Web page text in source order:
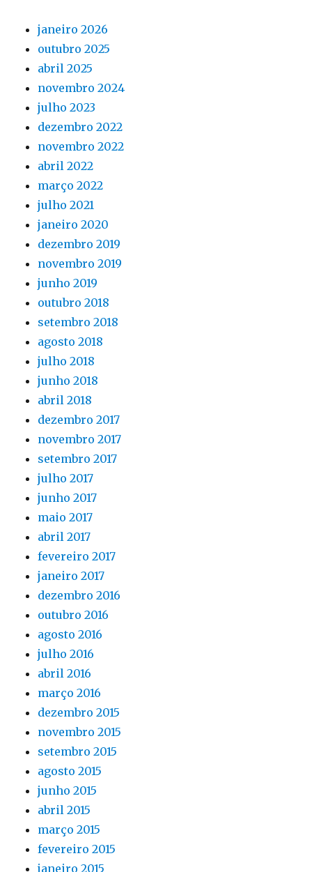
janeiro 2026
outubro 2025
abril 2025
novembro 2024
julho 2023
dezembro 2022
novembro 2022
abril 2022
março 2022
julho 2021
janeiro 2020
dezembro 2019
novembro 2019
junho 2019
outubro 2018
setembro 2018
agosto 2018
julho 2018
junho 2018
abril 2018
dezembro 2017
novembro 2017
setembro 2017
julho 2017
junho 2017
maio 2017
abril 2017
fevereiro 2017
janeiro 2017
dezembro 2016
outubro 2016
agosto 2016
julho 2016
abril 2016
março 2016
dezembro 2015
novembro 2015
setembro 2015
agosto 2015
junho 2015
abril 2015
março 2015
fevereiro 2015
janeiro 2015